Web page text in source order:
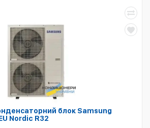
блок Samsung
Nordic R32